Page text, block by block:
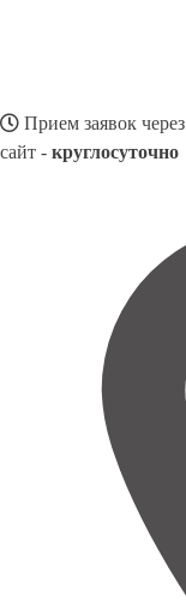
Прием заявок через
сайт - круглосуточно